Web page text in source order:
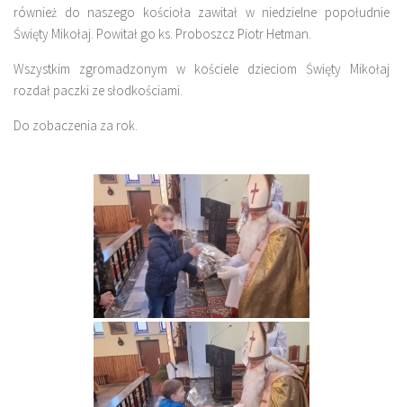
również do naszego kościoła zawitał w niedzielne popołudnie
Święty Mikołaj. Powitał go ks. Proboszcz Piotr Hetman.
Wszystkim zgromadzonym w kościele dzieciom Święty Mikołaj
rozdał paczki ze słodkościami.
Do zobaczenia za rok.